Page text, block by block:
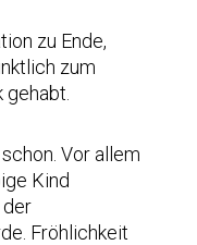
zu Ende,
zum
Vor allem
Kind
Fröhlichkeit